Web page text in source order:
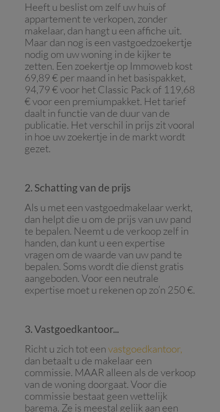
Heeft u beslist om zelf uw huis of
appartement te verkopen, zonder
makelaar, dan hangt u een affiche uit.
Maar dan nog is een vastgoedzoekertje
nodig om uw woning in de kijker te
zetten. Een zoekertje op Immoweb kost
69,89 € per maand in het basispakket,
94,79 € voor het Classic Pack of 119,68
€ voor een premiumpakket. Het tarief
daalt in functie van de duur van de
publicatie. Het verschil in prijs zit vooral
in hoe uw zoekertje in de markt wordt
gezet.
2. Schatting van de prijs
Als u met een vastgoedmakelaar werkt,
dan helpt die u om de prijs van uw pand
te bepalen. Neemt u de verkoop zelf in
handen, dan kunt u een expertise
vragen om de waarde van uw pand te
bepalen. Soms wordt die dienst gratis
aangeboden. Voor een neutrale
expertise moet u rekenen op zo’n 250 €.
3. Vastgoedkantoor...
Richt u zich tot eenvastgoedkantoor,
dan betaalt u de makelaar een
commissie. MAAR alleen als de verkoop
van de woning doorgaat. Voor die
commissie bestaat geen wettelijk
barema. Ze is meestal gelijk aan een